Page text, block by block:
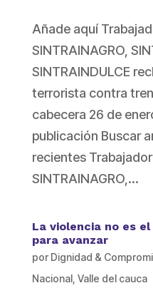
Añade aquí
SINTRAINAGRO,
SINTRAINDULCE
terrorista contra
cabecera 26 de
publicación Buscar
recientes
SINTRAINAGRO,...
La violencia no es
para avanzar
por Dignidad &
Nacional, Valle del cauca